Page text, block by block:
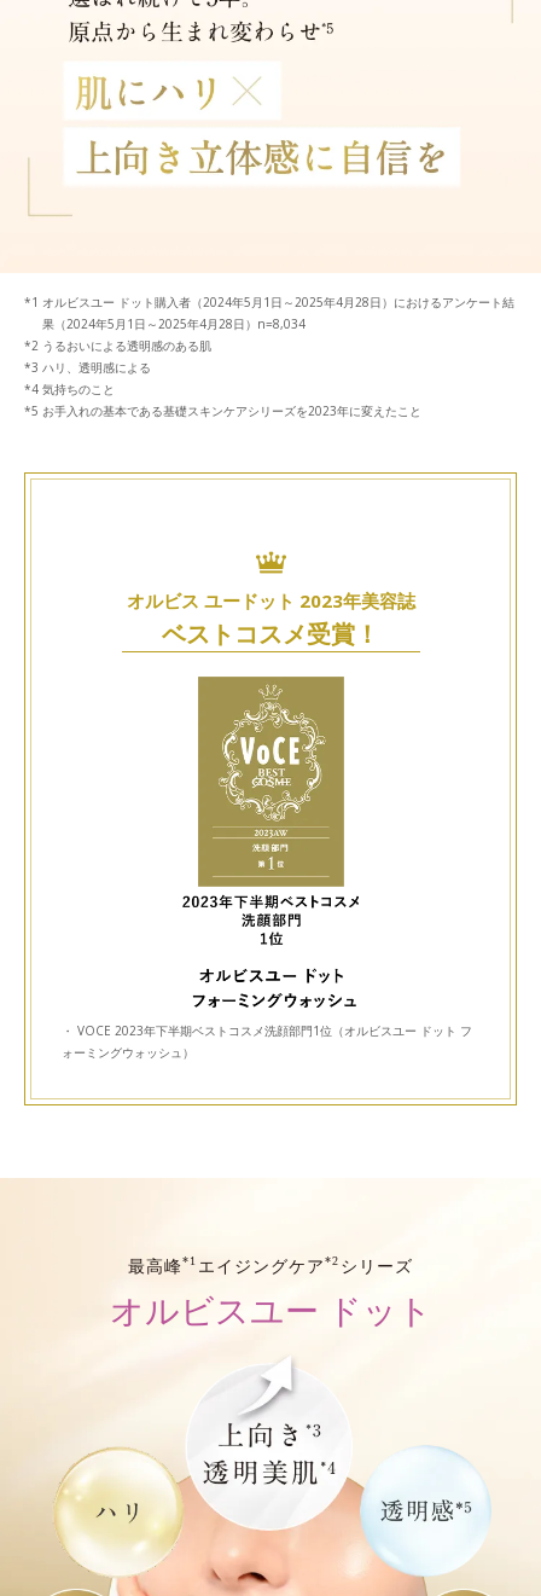
オルビスユー ドット購入者（2024年5月1日～2025年4月28日）におけるアンケート結
果（2024年5月1日～2025年4月28日）n=8,034
うるおいによる透明感のある肌
ハリ、透明感による
気持ちのこと
お手入れの基本である基礎スキンケアシリーズを2023年に変えたこと
オルビス ユードット 2023年美容誌
ベストコスメ受賞！
・ VOCE 2023年下半期ベストコスメ洗顔部門1位（オルビスユー ドット フ
ォーミングウォッシュ）
最高峰*1 エイジングケア*2 シリーズ
オルビスユー ドット